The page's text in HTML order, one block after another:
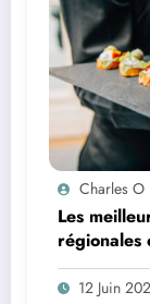
Charles O
Les
régionales
12 Juin